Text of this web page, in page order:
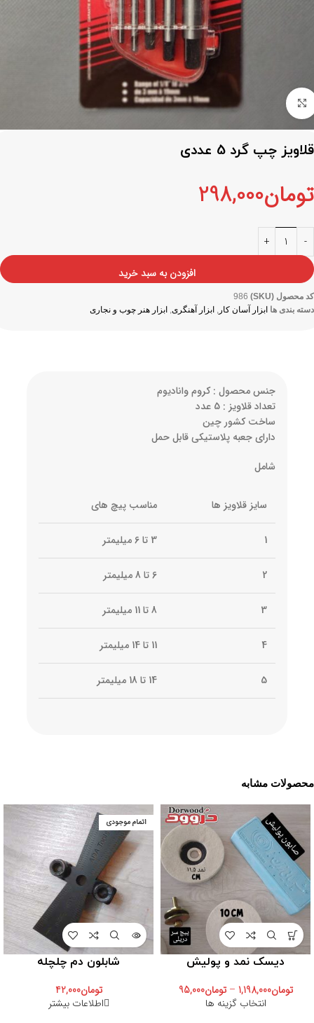
برای بزرگنمایی کلیک کنید
قلاویز چپ گرد 5 عددی
تومان298,000
افزودن به سبد خرید
کد محصول (SKU)
986
دسته بندی ها ابزار آسان کار , ابزار آهنگری, ابزار هنر چوب و نجاری
جنس محصول : کروم وانادیوم
تعداد قلاویز : 5 عدد
ساخت کشور چین
دارای جعبه پلاستیکی قابل حمل
شامل
سایز قلاویز ها مناسب پیچ های
1 3 تا 6 میلیمتر
2 6 تا 8 میلیمتر
3 8 تا 11 میلیمتر
4 11 تا 14 میلیمتر
5 14 تا 18 میلیمتر
محصولات مشابه
دیسک نمد و پولیش
تومان1,198,000
– تومان95,000
انتخاب گزینه ها
اتمام موجودی
شابلون دم چلچله
تومان42,000
اطلاعات بیشتر